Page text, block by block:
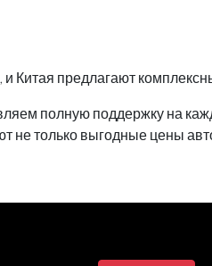
Китая предлагают
полную поддержку на
только выгодные цены